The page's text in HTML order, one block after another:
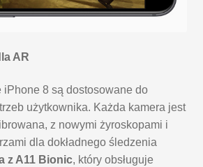
AR
iPhone 8 są dostosowane do
użytkownika. Każda kamera jest
z nowymi żyroskopami i
dla dokładnego śledzenia
z A11 Bionic, który obsługuje